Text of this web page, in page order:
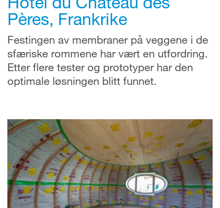
Pères, Frankrike
Festingen av membraner på veggene i de
sfæriske rommene har vært en utfordring.
Etter flere tester og prototyper har den
optimale løsningen blitt funnet.